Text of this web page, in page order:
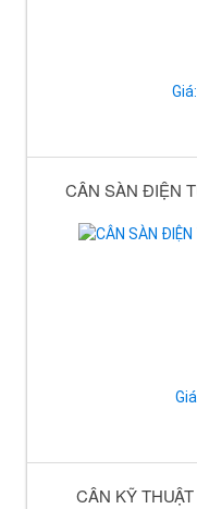
CÂN SÀN ĐIỆN
CÂN KỸ